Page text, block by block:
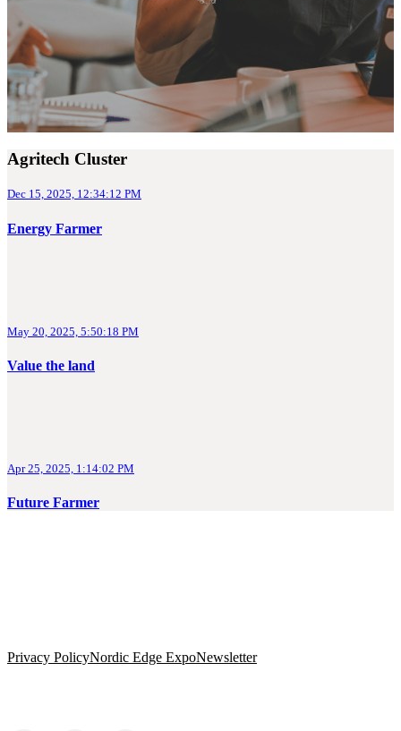
Agritech Cluster
Dec 15, 2025, 12:34:12 PM
Energy Farmer
May 20, 2025, 5:50:18 PM
Value the land
Apr 25, 2025, 1:14:02 PM
Future Farmer
Privacy PolicyNordic Edge ExpoNewsletter